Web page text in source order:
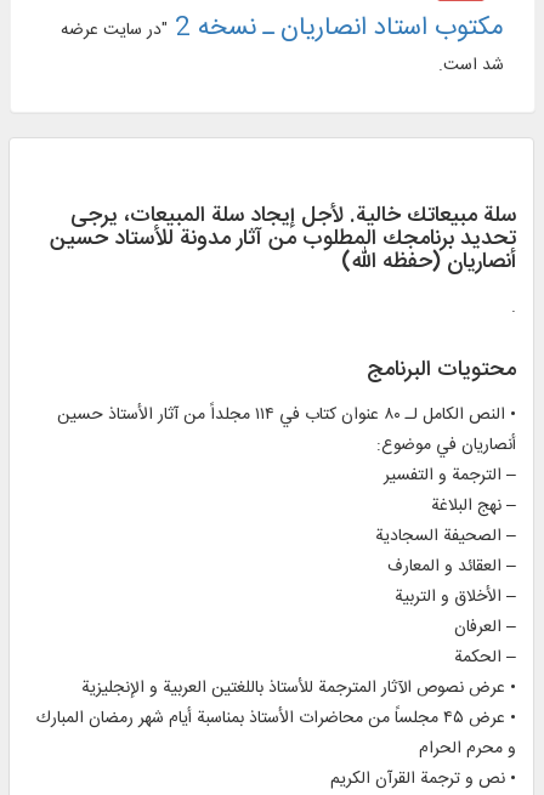
مکتوب استاد انصاریان ـ نسخه 2
"در سایت عرضه
شد است.
سلة مبيعاتك خالية. لأجل إيجاد سلة المبيعات، يرجی
تحديد برنامجك المطلوب من آثار مدونة للأستاد حسین
أنصاریان (حفظه الله)
.
محتويات البرنامج
• النص الكامل لـ ۸۰ عنوان كتاب في ۱۱۴ مجلداً من آثار الأستاذ حسین
أنصاریان في موضوع:
– الترجمة و التفسیر
– نهج البلاغة
– الصحیفة السجادیة
– العقائد و المعارف
– الأخلاق و التربیة
– العرفان
– الحكمة
• عرض نصوص الآثار المترجمة للأستاذ باللغتین العربیة و الإنجلیزیة
• عرض ۴۵ مجلساً من محاضرات الأستاذ بمناسبة أیام شهر رمضان المبارك
و محرم الحرام
• نص و ترجمة القرآن الكریم